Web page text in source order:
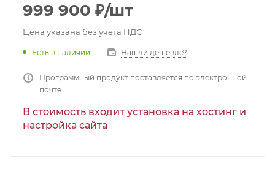
999 900 ₽/шт
Цена указана без учета НДС
Есть в наличии Нашли дешевле?
Программный продукт поставляется по электронной
почте
В стоимость входит установка на хостинг и
настройка сайта